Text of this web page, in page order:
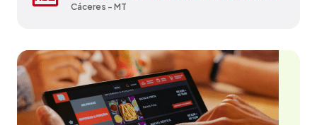
Cáceres - MT
Cáceres - MT
Cáceres - MT
Cáceres - MT
Cáceres - MT
Cáceres - MT
Cáceres - MT
Cáceres - MT
Rio Branco - MT
Alto Garças - MT